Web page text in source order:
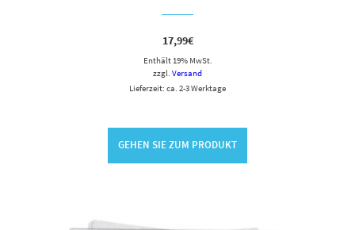
17,99€
Enthält 19% MwSt.
zzgl. Versand
Lieferzeit: ca. 2-3 Werktage
GEHEN SIE ZUM PRODUKT